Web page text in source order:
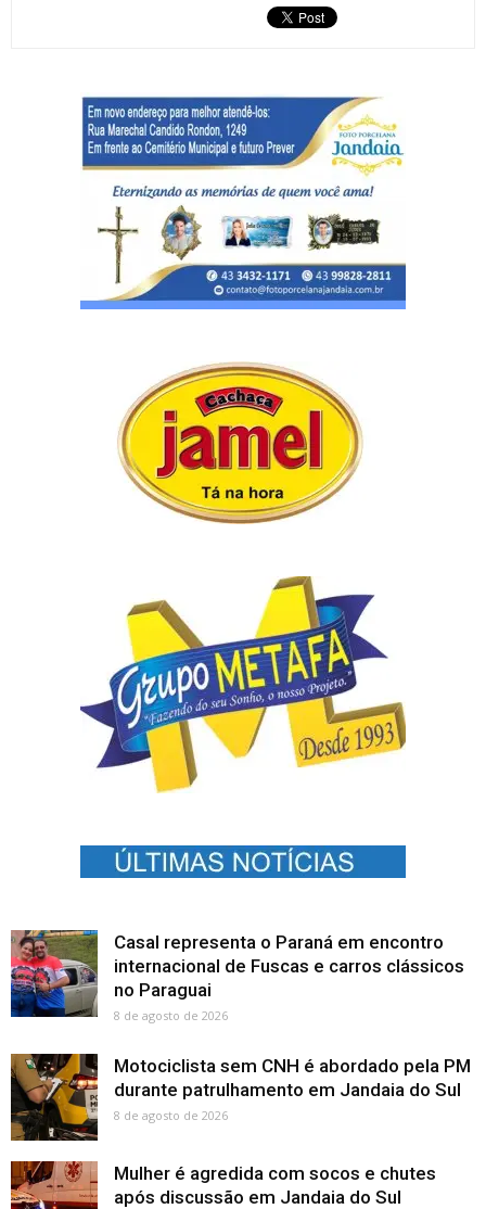
Casal representa o Paraná em encontro
internacional de Fuscas e carros clássicos
no Paraguai
8 de agosto de 2026
Motociclista sem CNH é abordado pela PM
durante patrulhamento em Jandaia do Sul
8 de agosto de 2026
Mulher é agredida com socos e chutes
após discussão em Jandaia do Sul